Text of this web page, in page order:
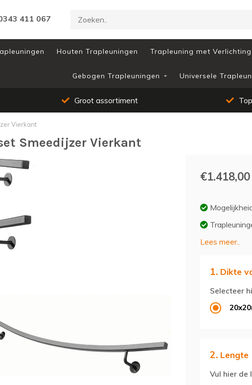
411 067
Houten Trapleuningen Trapleuning met Verlichting
Gebogen Trapleuningen Universele
Groot assortiment
Vierkant
Smeedijzer Vierkant
€1.418,00
Lees meer..
1. Dikte
Selecteer
2. Lengte
Vul hier de